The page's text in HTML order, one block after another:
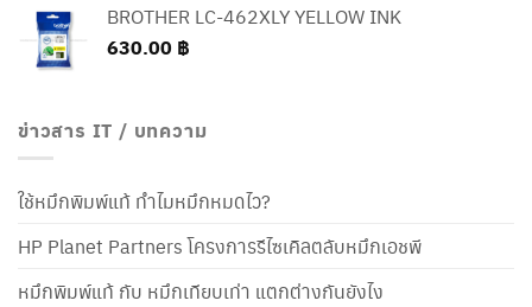
BROTHER LC-462XLY YELLOW INK
630.00 ฿
ข่าวสาร IT / บทความ
ใช้หมึกพิมพ์แท้ ทำไมหมึกหมดไว?
HP Planet Partners โครงการรีไซเคิลตลับหมึกเอชพี
หมึกพิมพ์แท้ กับ หมึกเทียบเท่า แตกต่างกันยังไง